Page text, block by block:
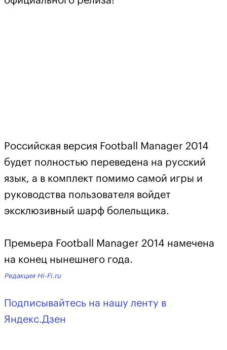
Российская версия Football Manager 2014
будет полностью переведена на русский
язык, а в комплект помимо самой игры и
руководства пользователя войдет
эксклюзивный шарф болельщика.
Премьера Football Manager 2014 намечена
на конец нынешнего года.
Редакция Hi-Fi.ru
Подписывайтесь на нашу ленту в
Яндекс.Дзен